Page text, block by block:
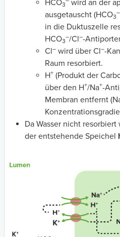
HCO3 wird an der
ausgetauscht (HCO3
–
in die Duktuszelle
HCO3
–/Cl–-
Cl– wird über Cl–-
Raum resorbiert.
H+ (Produkt der
über den H+/Na+-
Membran entfernt
Da Wasser nicht
der entstehende Speichel